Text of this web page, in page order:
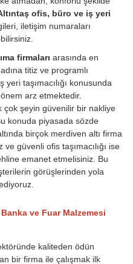
ofis, büro ve iş yeri
iletişim numaraları
firmaları arasında en
titiz ve programlı
yeri taşımacılığı konusunda
arz etmektedir.
çok şeyin güvenilir bir nakliye
konuda piyasada sözde
birçok merdiven altı firma
güvenli ofis taşımacılığı ise
emanet etmelisiniz. Bu
görüşlerinden yola
Banka ve Fuar Malzemesi
kaliteden ödün
bir firma ile çalışmak ilk